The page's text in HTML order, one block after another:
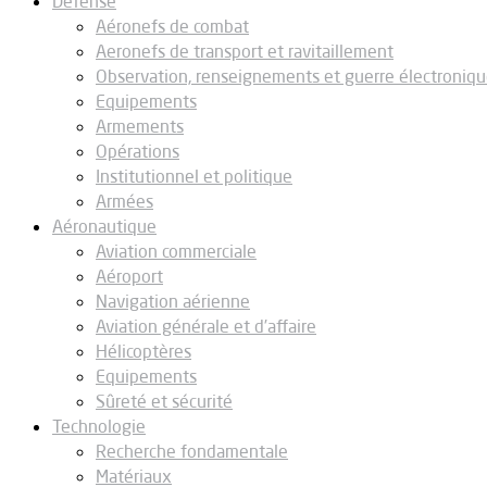
Aéronefs de combat
Aeronefs de transport et ravitaillement
Observation, renseignements et guerre
Equipements
Armements
Opérations
Institutionnel et politique
Armées
Aéronautique
Aviation commerciale
Aéroport
Navigation aérienne
Aviation générale et d’affaire
Hélicoptères
Equipements
Sûreté et sécurité
Technologie
Recherche fondamentale
Matériaux